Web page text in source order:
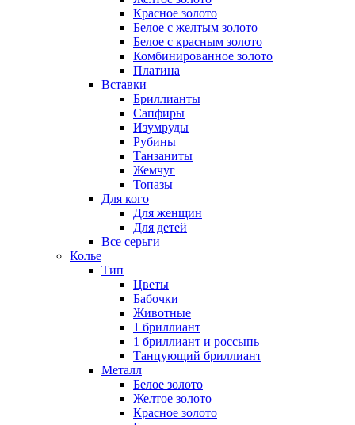
Красное золото
Белое с желтым золото
Белое с красным золото
Комбинированное золото
Платина
Вставки
Бриллианты
Сапфиры
Изумруды
Рубины
Танзаниты
Жемчуг
Топазы
Для кого
Для женщин
Для детей
Все серьги
Колье
Тип
Цветы
Бабочки
Животные
1 бриллиант
1 бриллиант и россыпь
Танцующий бриллиант
Металл
Белое золото
Желтое золото
Красное золото